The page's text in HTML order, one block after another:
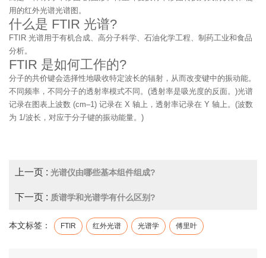
用的红外光谱光谱图。
什么是 FTIR 光谱?
FTIR 光谱用于有机合成、高分子科学、石油化学工程、制药工业和食品
分析。
FTIR 是如何工作的?
分子的共价键会选择性地吸收特定波长的辐射，从而改变键中的振动能。
不同频率，不同分子的透射率模式不同。(透射率是吸光度的反面。)光谱
记录在图表上波数 (cm–1) 记录在 X 轴上，透射率记录在 Y 轴上。(波数
为 1/波长，对应于分子键的振动能量。)
上一页 : 光谱仪由哪些基本组件组成?
下一页 : 质谱学和光谱学有什么区别?
本文标签： FTIR 红外光谱 光谱学 傅里叶